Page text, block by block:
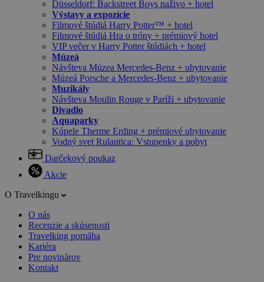
Düsseldorf: Backstreet Boys naživo + hotel
Výstavy a expozície
Filmové štúdiá Harry Potter™ + hotel
Filmové štúdiá Hra o tróny + prémiový hotel
VIP večer v Harry Potter štúdiách + hotel
Múzeá
Návšteva Múzea Mercedes-Benz + ubytovanie
Múzeá Porsche a Mercedes-Benz + ubytovanie
Muzikály
Návšteva Moulin Rouge v Paríži + ubytovanie
Divadlo
Aquaparky
Kúpele Therme Erding + prémiové ubytovanie
Vodný svet Rulantica: Vstupenky a pobyt
Darčekový poukaz
Akcie
O Travelkingu
O nás
Recenzie a skúsenosti
Travelking pomáha
Kariéra
Pre novinárov
Kontakt